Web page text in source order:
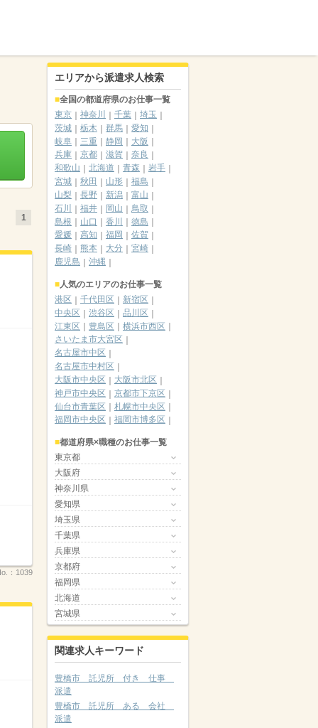
1
： 1039
エリアから派遣求人検索
全国の都道府県のお仕事一覧
東京
神奈川 千葉
埼玉
茨城
栃木 群馬
愛知
岐阜
三重 静岡
大阪
兵庫
京都 滋賀
奈良
和歌山
北海道 青森
岩手
宮城
秋田 山形
福島
山梨
長野 新潟
富山
石川
福井 岡山
鳥取
島根
山口 香川
徳島
愛媛
高知 福岡
佐賀
長崎
熊本 大分
宮崎
鹿児島
沖縄
人気のエリアのお仕事一覧
港区
千代田区
新宿区
中央区
渋谷区
品川区
江東区
豊島区
横浜市西区
さいたま市大宮区
名古屋市中区
名古屋市中村区
大阪市中央区
大阪市北区
神戸市中央区
京都市下京区
仙台市青葉区
札幌市中央区
福岡市中央区
福岡市博多区
都道府県×職種のお仕事一覧
東京都
大阪府
神奈川県
愛知県
埼玉県
千葉県
兵庫県
京都府
福岡県
北海道
宮城県
関連求人キーワード
豊橋市 託児所 付き 仕事
派遣
豊橋市 託児所 ある 会社
派遣